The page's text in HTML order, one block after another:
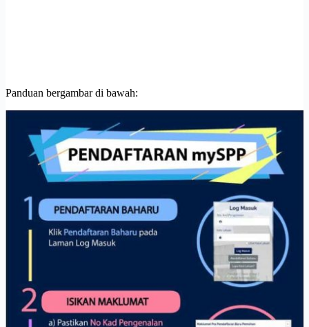
Panduan bergambar di bawah: